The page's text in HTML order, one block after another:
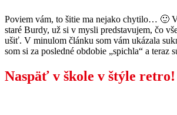
Poviem vám, to šitie ma nejako chytilo… 🙂
staré Burdy, už si v mysli predstavujem, čo
ušiť. V minulom článku som vám ukázala
som si za posledné obdobie „spichla“ a teraz
Naspäť v škole v štýle retro!